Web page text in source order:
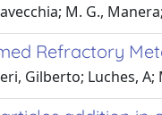
M. G.,
Refractory
Gilberto; Luches,